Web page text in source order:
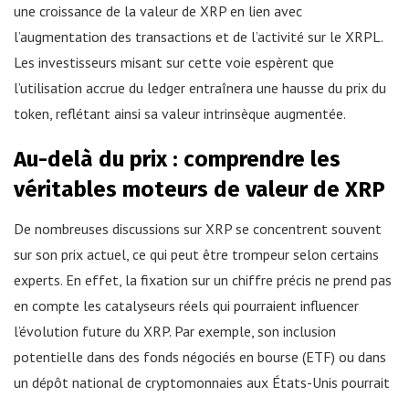
une croissance de la valeur de XRP en lien avec
l’augmentation des transactions et de l’activité sur le XRPL.
Les investisseurs misant sur cette voie espèrent que
l’utilisation accrue du ledger entraînera une hausse du prix du
token, reflétant ainsi sa valeur intrinsèque augmentée.
Au-delà du prix : comprendre les
véritables moteurs de valeur de XRP
De nombreuses discussions sur XRP se concentrent souvent
sur son prix actuel, ce qui peut être trompeur selon certains
experts. En effet, la fixation sur un chiffre précis ne prend pas
en compte les catalyseurs réels qui pourraient influencer
l’évolution future du XRP. Par exemple, son inclusion
potentielle dans des fonds négociés en bourse (ETF) ou dans
un dépôt national de cryptomonnaies aux États-Unis pourrait